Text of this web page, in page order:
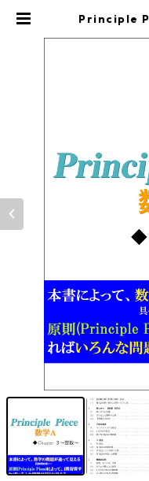
Principle